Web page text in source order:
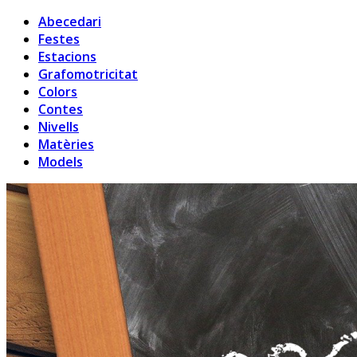
Abecedari
Festes
Estacions
Grafomotricitat
Colors
Contes
Nivells
Matèries
Models